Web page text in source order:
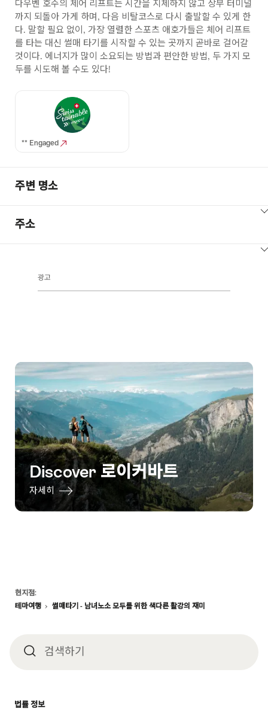
다우벤 호수의 체어 리프트는 시간을 지체하지 않고 상부 터미널
까지 되돌아 가게 하며, 다음 비탈코스로 다시 출발할 수 있게 한
다. 말할 필요 없이, 가장 열렬한 스포츠 애호가들은 체어 리프트
를 타는 대신 썰매 타기를 시작할 수 있는 곳까지 곧바로 걸어갈
것이다. 에너지가 많이 소요되는 방법과 편안한 방법, 두 가지 모
두를 시도해 볼 수도 있다!
** Engaged
주변 명소
ClickToViewContent
주소
광고
Discover 로이커바트
자세히
Footer
현지점:
테마여행
썰매타기 - 남녀노소 모두를 위한 색다른 활강의 재미
검 검색하기
법률 정보